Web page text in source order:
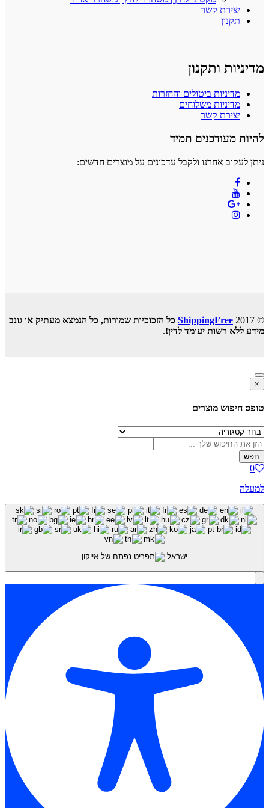
יצירת קשר
תקנון
ותקנון
מדיניות ביטולים והחזרות
מדיניות משלוחים
יצירת קשר
מעודכנים תמיד
לעקוב אחרנו ולקבל עדכונים על מוצרים חדשים:
ShippingFreeכל הזכוכיות שמורות, כל הנמצא מעתיק או גונב
ללא רשות יעומד לדין!.
חיפוש מוצרים
ישראל